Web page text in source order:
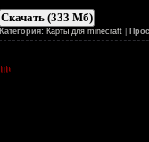
Скачать (333 Мб)
Категория: Карты для minecraft